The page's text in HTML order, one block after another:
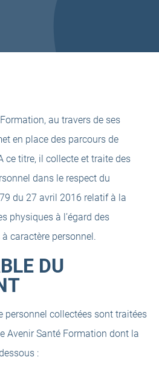
au travers de ses
en place des parcours de
titre, il collecte et traite des
dans le respect du
du 27 avril 2016 relatif à la
physiques à l’égard des
caractère personnel.
DU
personnel collectées sont traitées
Avenir Santé Formation dont la
: